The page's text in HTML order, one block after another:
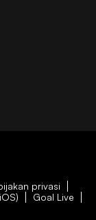
privasi
Goal Live